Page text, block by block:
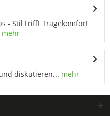
- Stil trifft Tragekomfort
mehr
diskutieren... mehr